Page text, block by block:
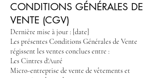
CONDITIONS GÉNÉRALES DE
VENTE (CGV)
Dernière mise à jour : [date]
Les présentes Conditions Générales de Vente
régissent les ventes conclues entre :
Les Cintres d'Auré
Micro-entreprise de vente de vêtements et